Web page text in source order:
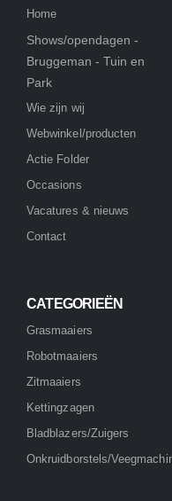
Home
Shows/opendagen -
Bruggeman - Tuin en
Park
Wie zijn wij
Webwinkel/producten
Actie Folder
Occasions
Vacatures & nieuws
Contact
CATEGORIEËN
Grasmaaiers
Robotmaaiers
Zitmaaiers
Kettingzagen
Bladblazers/Zuigers
Onkruidborstels/